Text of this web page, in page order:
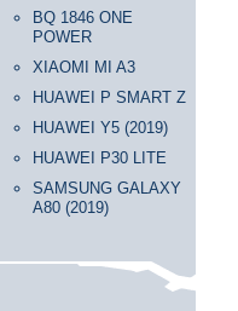
BQ 1846 ONE
POWER
XIAOMI MI A3
HUAWEI P SMART Z
HUAWEI Y5 (2019)
HUAWEI P30 LITE
SAMSUNG GALAXY
A80 (2019)